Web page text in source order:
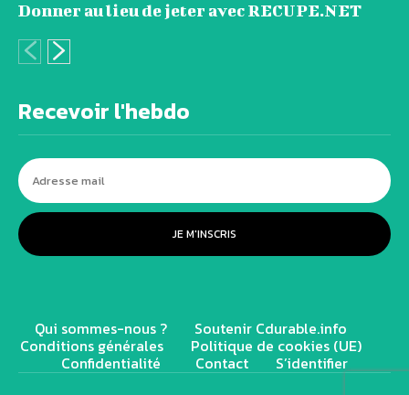
Donner au lieu de jeter avec RECUPE.NET
Recevoir l'hebdo
JE M'INSCRIS
Qui sommes-nous ? Soutenir Cdurable.info
Conditions générales Politique de cookies (UE)
Confidentialité Contact S’identifier